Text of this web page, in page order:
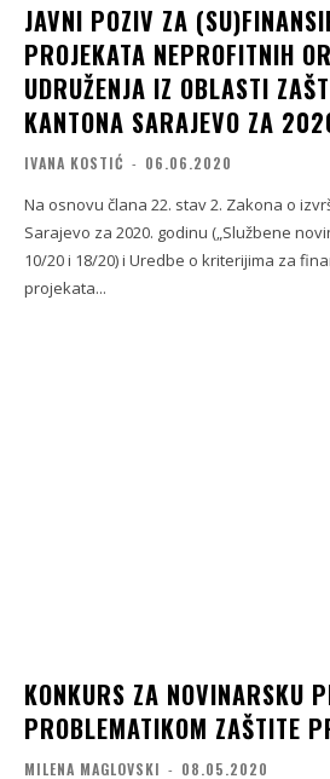
JAVNI POZIV ZA
PROJEKATA NEPROFITNIH
UDRUŽENJA IZ OBLASTI
KANTONA SARAJEVO ZA
IVANA KOSTIĆ - 06.06.2020
Na osnovu člana 22. stav 2. Zakona o
Sarajevo za 2020. godinu („Službene
10/20 i 18/20) i Uredbe o kriterijima za
projekata...
KONKURS ZA NOVINARSKU
PROBLEMATIKOM ZAŠTITE
MILENA MAGLOVSKI - 08.05.2020